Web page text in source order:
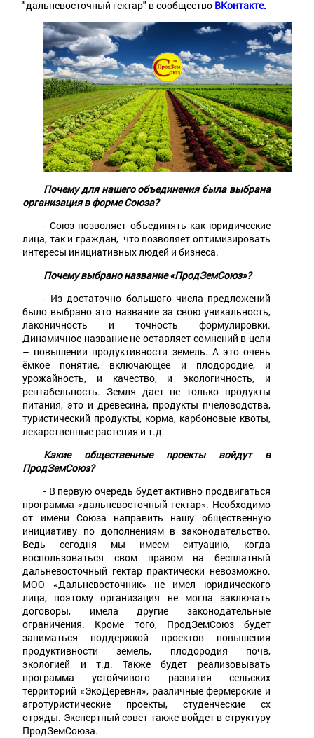
"дальневосточный гектар" в сообщество ВКонтакте.
Почему для нашего объединения была выбрана
организация в форме Союза?
- Союз позволяет объединять как юридические
лица, так и граждан, что позволяет оптимизировать
интересы инициативных людей и бизнеса.
Почему выбрано название «ПродЗемСоюз»?
- Из достаточно большого числа предложений
было выбрано это название за свою уникальность,
лаконичность и точность формулировки.
Динамичное название не оставляет сомнений в цели
– повышении продуктивности земель. А это очень
ёмкое понятие, включающее и плодородие, и
урожайность, и качество, и экологичность, и
рентабельность. Земля дает не только продукты
питания, это и древесина, продукты пчеловодства,
туристический продукты, корма, карбоновые квоты,
лекарственные растения и т.д.
Какие общественные проекты войдут в
ПродЗемСоюз?
- В первую очередь будет активно продвигаться
программа «дальневосточный гектар». Необходимо
от имени Союза направить нашу общественную
инициативу по дополнениям в законодательство.
Ведь сегодня мы имеем ситуацию, когда
воспользоваться свом правом на бесплатный
дальневосточный гектар практически невозможно.
МОО «Дальневосточник» не имел юридического
лица, поэтому организация не могла заключать
договоры, имела другие законодательные
ограничения. Кроме того, ПродЗемСоюз будет
заниматься поддержкой проектов повышения
продуктивности земель, плодородия почв,
экологией и т.д. Также будет реализовывать
программа устойчивого развития сельских
территорий «ЭкоДеревня», различные фермерские и
агротуристические проекты, студенческие сх
отряды. Экспертный совет также войдет в структуру
ПродЗемСоюза.